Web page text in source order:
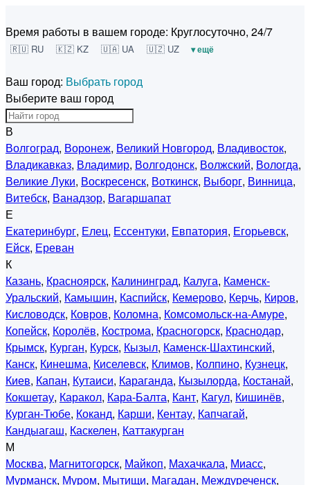
Время работы в вашем городе: Круглосуточно, 24/7
🇷🇺 RU 🇰🇿 KZ 🇺🇦 UA 🇺🇿 UZ ▾ ещё
Ваш город: Выбрать город
Выберите ваш город
В
Волгоград, Воронеж, Великий Новгород, Владивосток,
Владикавказ, Владимир, Волгодонск, Волжский, Вологда,
Великие Луки, Воскресенск, Воткинск, Выборг, Винница,
Витебск, Ванадзор, Вагаршапат
Е
Екатеринбург, Елец, Ессентуки, Евпатория, Егорьевск,
Ейск, Ереван
К
Казань, Красноярск, Калининград, Калуга, Каменск-
Уральский, Камышин, Каспийск, Кемерово, Керчь, Киров,
Кисловодск, Ковров, Коломна, Комсомольск-на-Амуре,
Копейск, Королёв, Кострома, Красногорск, Краснодар,
Крымск, Курган, Курск, Кызыл, Каменск-Шахтинский,
Канск, Кинешма, Киселевск, Климов, Колпино, Кузнецк,
Киев, Капан, Кутаиси, Караганда, Кызылорда, Костанай,
Кокшетау, Каракол, Кара-Балта, Кант, Кагул, Кишинёв,
Курган-Тюбе, Коканд, Карши, Кентау, Капчагай,
Кандыагаш, Каскелен, Каттакурган
М
Москва, Магнитогорск, Майкоп, Махачкала, Миасс,
Мурманск, Муром, Мытищи, Магадан, Междуреченск,